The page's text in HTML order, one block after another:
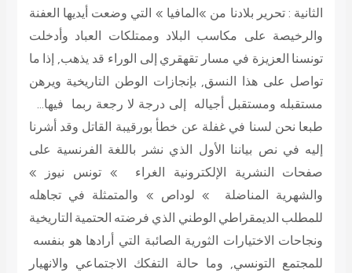
الثانية : تحرير بلادنا من »المافيا » التي وضعت أيديها العفنة
والرخيصة على مكاسب البلاد وممتلكات العباد وأدخلت
تونسنا العزيزة في مسار تقهقري إلى الوراء قد يذهب, إذا ما
تواصل على هذا النسق, بإنجازات الوطن التاريخية ويرهن
مستقبله ومستقبل أجياله إلى درجة لا رجعة ربما فيها…
طبعا نحن لسنا في غفلة عن خطأ بورقيبة القاتل وقد أشرنا
إليه في نص بياننا الأول الذي نشر باللغة الفرنسية على
صفحات النشرية الإلكترونية الغراء » تونس نيوز »
والشهرية المناضلة » لوداص » والمتمثلة في تجاهله
للمطلب الديمقراطي الوطني الذي فرضته الحتمية التاريخية
ونجاحات الاختيارات الثورية الصائبة التي أرادها هو بنفسه
للمجتمع التونسي, وما حالة التفكك الاجتماعي والانهيار